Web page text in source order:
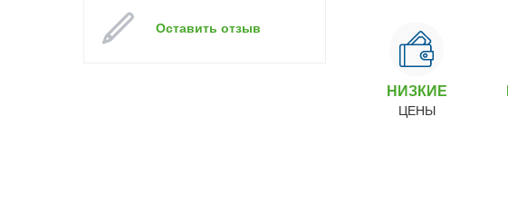
Оставить отзыв
НИЗКИЕ
ЦЕНЫ